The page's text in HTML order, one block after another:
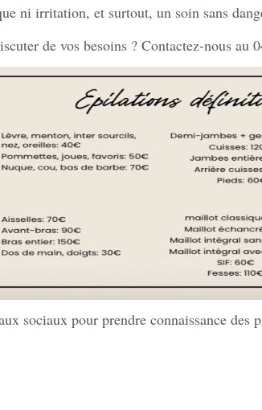
ni irritation, et surtout, un soin sans
de vos besoins ? Contactez-nous
sociaux pour prendre connaissance des